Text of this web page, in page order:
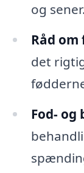
og sener.
Råd
det
Fod- og